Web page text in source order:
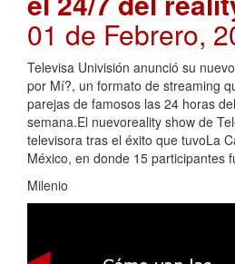
01 de Febrero,
Televisa Univisión anunció su
por Mí?, un formato de streaming
parejas de famosos las 24 horas
semana.El nuevoreality show de
televisora tras el éxito que tuvoLa
México, en donde 15 participantes
Milenio